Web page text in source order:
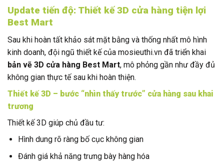
Update tiến độ: Thiết kế 3D cửa hàng tiện lợi
Best Mart
Sau khi hoàn tất khảo sát mặt bằng và thống nhất mô hình
kinh doanh, đội ngũ thiết kế của mosieuthi.vn đã triển khai
bản vẽ 3D cửa hàng Best Mart, mô phỏng gần như đầy đủ
không gian thực tế sau khi hoàn thiện.
Thiết kế 3D – bước “nhìn thấy trước” cửa hàng sau khai
trương
Thiết kế 3D giúp chủ đầu tư:
Hình dung rõ ràng bố cục không gian
Đánh giá khả năng trưng bày hàng hóa